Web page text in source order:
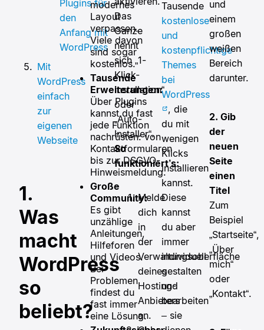
Plugins für
den
Anfang mit
WordPress
Mit
WordPress
einfach
zur
eigenen
Webseite
1.
Was
macht
WordPress
so
beliebt?
modernes
Layout
verpassen.
Viele davon
sind sogar
kostenlos.
Tausende
Erweiterungen:
Über Plugins
kannst du fast
jede Funktion
nachrüsten: von
Kontaktformularen
bis zur DSGVO-
Hinweismeldung.
Große
Community:
Es gibt
unzählige
Anleitungen,
Hilfeforen
und Videos.
Bei
Problemen
findest du
fast immer
eine Lösung.
Das
Ganze
nennt
sich „1-
Klick-
Installation“
oder
„Auto-
Installer“.
So
funktioniert’s:
Melde
dich
in
der
Verwaltungsoberfläche
deines
Hosting-
Anbieters
an.
Tausende
kostenlose
und
kostenpflichtige
Themes
bei
WordPress
, die
du mit
wenigen
Klicks
installieren
kannst.
Diese
kannst
du aber
immer
individuell
gestalten
und
bearbeiten
– sie
und
einem
großen
weißen
Bereich
darunter.
2. Gib
der
neuen
Seite
einen
Titel
Zum
Beispiel
„Startseite“,
„Über
mich“
oder
„Kontakt“.